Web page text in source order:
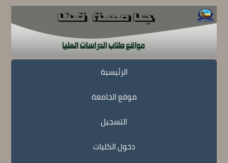
الرئيسية
موقع الجامعة
التسجيل
دخول الكليات